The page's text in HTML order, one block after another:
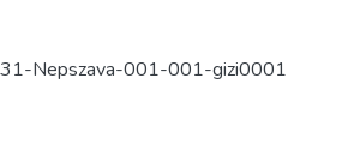
Nepszava-001-001-gizi0001